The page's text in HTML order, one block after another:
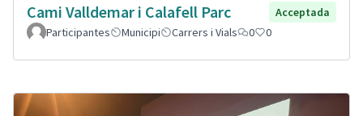
Cami Valldemar i Calafell Parc
Acceptada
Participantes
Municipi Carrers i Vials 0 0